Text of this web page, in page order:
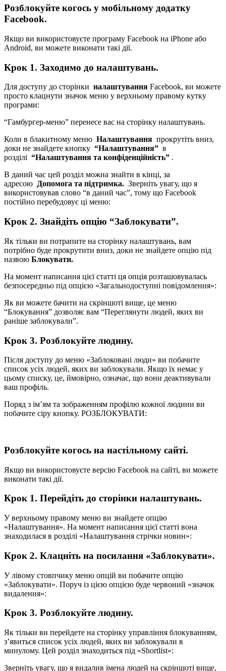
Розблокуйте когось у мобільному додатку
Facebook.
Якщо ви використовуєте програму Facebook на iPhone або
Android, ви можете виконати такі дії.
Крок 1. Заходимо до налаштувань.
Для доступу до сторінки налаштування Facebook, ви можете
просто клацнути значок меню у верхньому правому кутку
програми:
“Гамбургер-меню” перенесе вас на сторінку налаштувань.
Коли в блакитному меню Налаштування прокрутіть вниз,
доки не знайдете кнопку “Налаштування” в
розділі “Налаштування та конфіденційність” .
В даний час цей розділ можна знайти в кінці, за
адресою Допомога та підтримка. Зверніть увагу, що я
використовував слово “в даний час”, тому що Facebook
постійно перебудовує ці меню:
Крок 2. Знайдіть опцію “Заблокувати”.
Як тільки ви потрапите на сторінку налаштувань, вам
потрібно буде прокрутити вниз, доки не знайдете опцію під
назвою Блокувати.
На момент написання цієї статті ця опція розташовувалась
безпосередньо під опцією «Загальнодоступні повідомлення»:
Як ви можете бачити на скріншоті вище, це меню
“Блокування” дозволяє вам “Переглянути людей, яких ви
раніше заблокували”.
Крок 3. Розблокуйте людину.
Після доступу до меню «Заблоковані люди» ви побачите
список усіх людей, яких ви заблокували. Якщо їх немає у
цьому списку, це, ймовірно, означає, що вони деактивували
ваш профіль.
Поряд з ім’ям та зображенням профілю кожної людини ви
побачите сіру кнопку. РОЗБЛОКУВАТИ:
Розблокуйте когось на настільному сайті.
Якщо ви використовуєте версію Facebook на сайті, ви можете
виконати такі дії.
Крок 1. Перейдіть до сторінки налаштувань.
У верхньому правому меню ви знайдете опцію
«Налаштування». На момент написання цієї статті вона
знаходилася в розділі «Налаштування стрічки новин»:
Крок 2. Клацніть на посилання «Заблокувати».
У лівому стовпчику меню опцій ви побачите опцію
«Заблокувати». Поруч із цією опцією буде червоний «значок
видалення»:
Крок 3. Розблокуйте людину.
Як тільки ви перейдете на сторінку управління блокуванням,
з’явиться список усіх людей, яких ви заблокували в
минулому. Цей розділ знаходиться під «Shortlist»:
Зверніть увагу, що я видалив імена людей на скріншоті вище,